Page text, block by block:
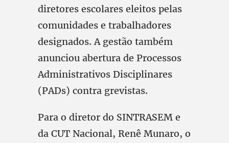
diretores escolares eleitos pelas
comunidades e trabalhadores
designados. A gestão também
anunciou abertura de Processos
Administrativos Disciplinares
(PADs) contra grevistas.
Para o diretor do SINTRASEM e
da CUT Nacional, Renê Munaro, o